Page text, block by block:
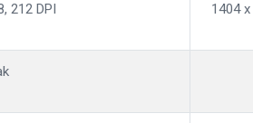
212 DPI
1404